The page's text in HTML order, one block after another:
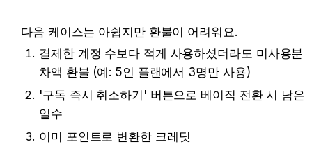
다음 케이스는 아쉽지만 환불이 어려워요.
결제한 계정 수보다 적게 사용하셨더라도 미사용분
차액 환불 (예: 5인 플랜에서 3명만 사용)
'구독 즉시 취소하기' 버튼으로 베이직 전환 시 남은
일수
이미 포인트로 변환한 크레딧